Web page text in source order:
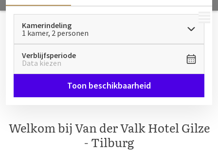
MENU
Kamerindeling
1 kamer, 2 personen
Verblijfsperiode
Data kiezen
Toon beschikbaarheid
Welkom bij Van der Valk Hotel Gilze
- Tilburg